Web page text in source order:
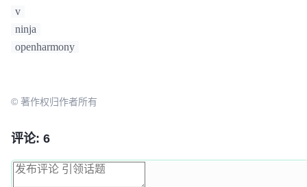
v
ninja
openharmony
© 著作权归作者所有
评论: 6